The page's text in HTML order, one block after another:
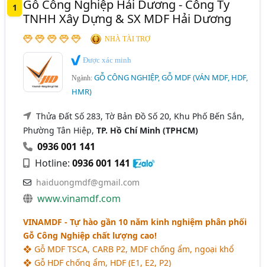
Ván Ép - Sản Xuất Và Cung Cấp Ván Ép (632)
Gỗ Nguyên Liệu (567)
Gỗ Nhân Tạo (Gỗ Smartwood, Gỗ Conwood,..) (24)
Thái Nguyên
Thanh Hóa
TP. Cần Thơ
Đắk Lắk
Đắk Nông Bắc Cạn
Bình Định
Bến Tre Gia Lai
Quảng Nam
Tây Ninh
1
Gỗ Công Nghiệp Hải Dương - Công Ty
TNHH Xây Dựng & SX MDF Hải Dương
NHÀ TÀI TRỢ
Được xác minh
Ngành:GỖ CÔNG NGHIỆP, GỖ MDF (VÁN MDF, HDF,
HMR)
Thửa Đất Số 283, Tờ Bản Đồ Số 20, Khu Phố Bến Sắn,
Phường Tân Hiệp,TP. Hồ Chí Minh (TPHCM)
0936 001 141
Hotline:0936 001 141
haiduongmdf@gmail.com
www.vinamdf.com
VINAMDF - Tự hào gần 10 năm kinh nghiệm phân phối
Gỗ Công Nghiệp chất lượng cao!
❖ Gỗ MDF TSCA, CARB P2, MDF chống ẩm, ngoại khổ
❖ Gỗ HDF chống ẩm, HDF (E1, E2, P2)